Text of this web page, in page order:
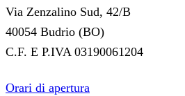
Via Zenzalino Sud, 42/B
40054 Budrio (BO)
C.F. E P.IVA 03190061204
Orari di apertura